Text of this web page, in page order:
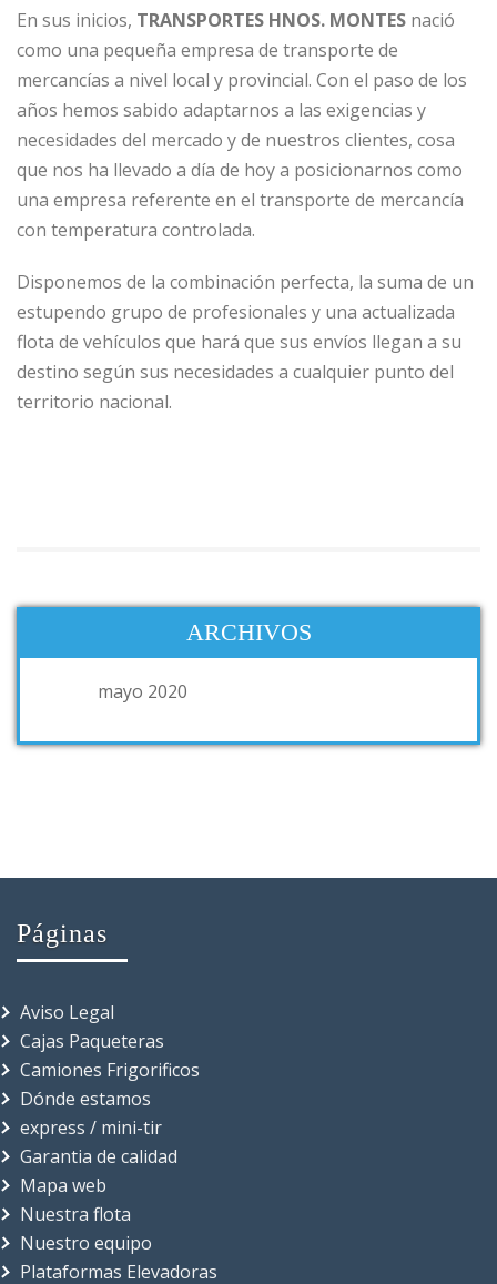
En sus inicios, TRANSPORTES HNOS. MONTES nació
como una pequeña empresa de transporte de
mercancías a nivel local y provincial. Con el paso de los
años hemos sabido adaptarnos a las exigencias y
necesidades del mercado y de nuestros clientes, cosa
que nos ha llevado a día de hoy a posicionarnos como
una empresa referente en el transporte de mercancía
con temperatura controlada.
Disponemos de la combinación perfecta, la suma de un
estupendo grupo de profesionales y una actualizada
flota de vehículos que hará que sus envíos llegan a su
destino según sus necesidades a cualquier punto del
territorio nacional.
ARCHIVOS
mayo 2020
Páginas
Aviso Legal
Cajas Paqueteras
Camiones Frigorificos
Dónde estamos
express / mini-tir
Garantia de calidad
Mapa web
Nuestra flota
Nuestro equipo
Plataformas Elevadoras